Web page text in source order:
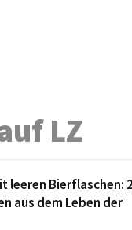
LZ
leeren Bierflaschen:
aus dem Leben der